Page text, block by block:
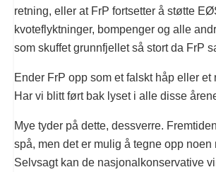
retning, eller at FrP fortsetter å støtte
kvoteflyktninger, bompenger og alle
som skuffet grunnfjellet så stort da FrP
Ender FrP opp som et falskt håp eller et
Har vi blitt ført bak lyset i alle disse
Mye tyder på dette, dessverre.
spå, men det er mulig å tegne opp noen
Selvsagt kan de nasjonalkonservative